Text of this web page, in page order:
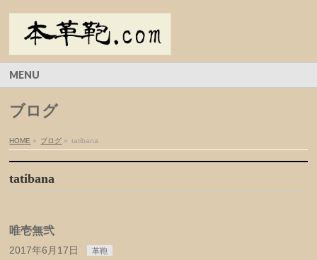
MENU
ブログ
HOME » ブログ » tatibana
tatibana
唯壱無弐
2017年6月17日 革鞄